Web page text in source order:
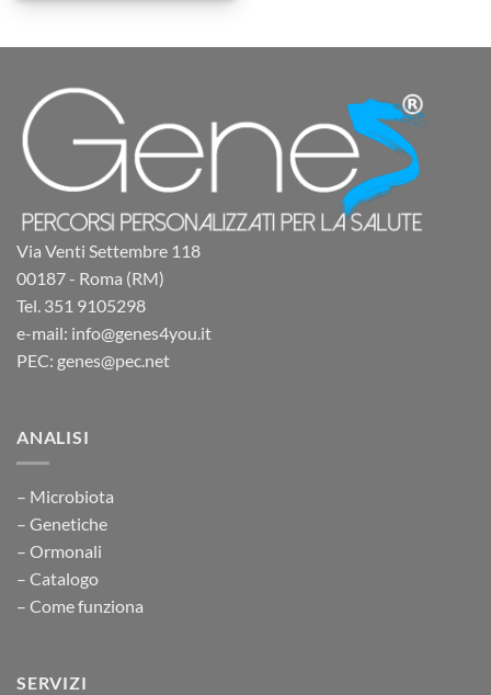
Via Venti Settembre 118
00187 - Roma (RM)
Tel. 351 9105298
e-mail: info@genes4you.it
PEC: genes@pec.net
ANALISI
– Microbiota
– Genetiche
– Ormonali
– Catalogo
– Come funziona
SERVIZI